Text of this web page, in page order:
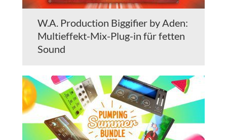
W.A. Production Biggifier by Aden:
Multieffekt-Mix-Plug-in für fetten
Sound